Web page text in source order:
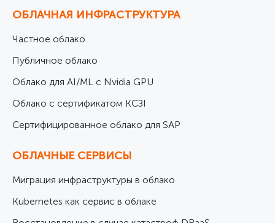
ОБЛАЧНАЯ ИНФРАСТРУКТУРА
Частное облако
Публичное облако
Облако для AI/ML с Nvidia GPU
Облако с сертификатом КСЗІ
Cертифицированное облако для SAP
ОБЛАЧНЫЕ СЕРВИСЫ
Миграция инфраструктуры в облако
Kubernetes как сервис в облаке